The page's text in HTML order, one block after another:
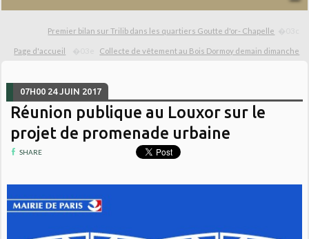
Premier bilan sur Trilib dans les quartiers Goutte d'or- Chapelle
Page d'accueil Collecte de vêtement au Bois Dormoy demain dimanche
07H00 24 JUIN 2017
Réunion publique au Louxor sur le
projet de promenade urbaine
SHARE